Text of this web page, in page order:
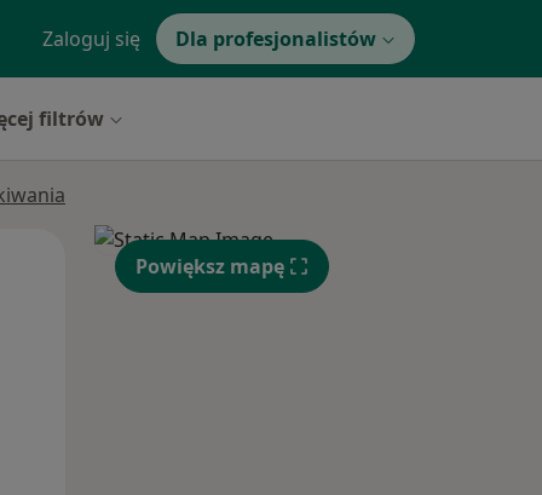
Zaloguj się Dla profesjonalistów
filtrów
Wt, Śr,
Powiększ mapę